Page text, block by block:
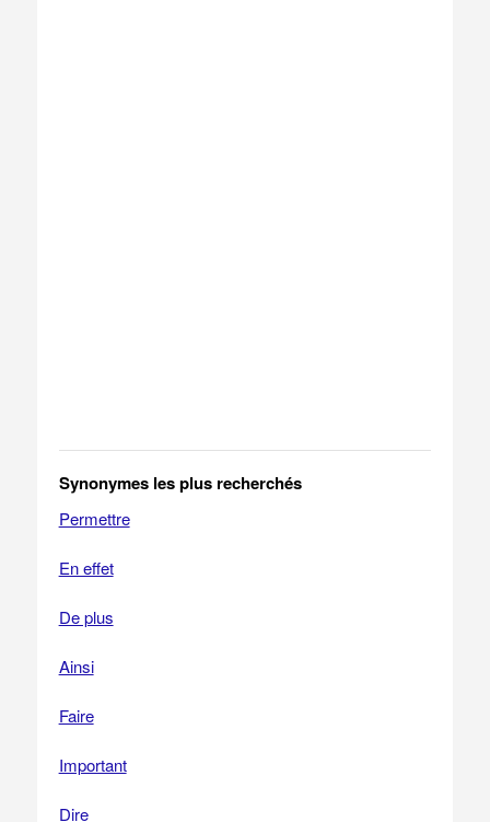
Synonymes les plus recherchés
Permettre
En effet
De plus
Ainsi
Faire
Important
Dire